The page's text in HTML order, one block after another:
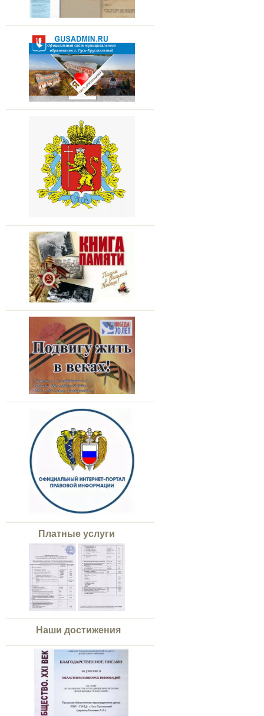
Платные услуги
Наши достижения